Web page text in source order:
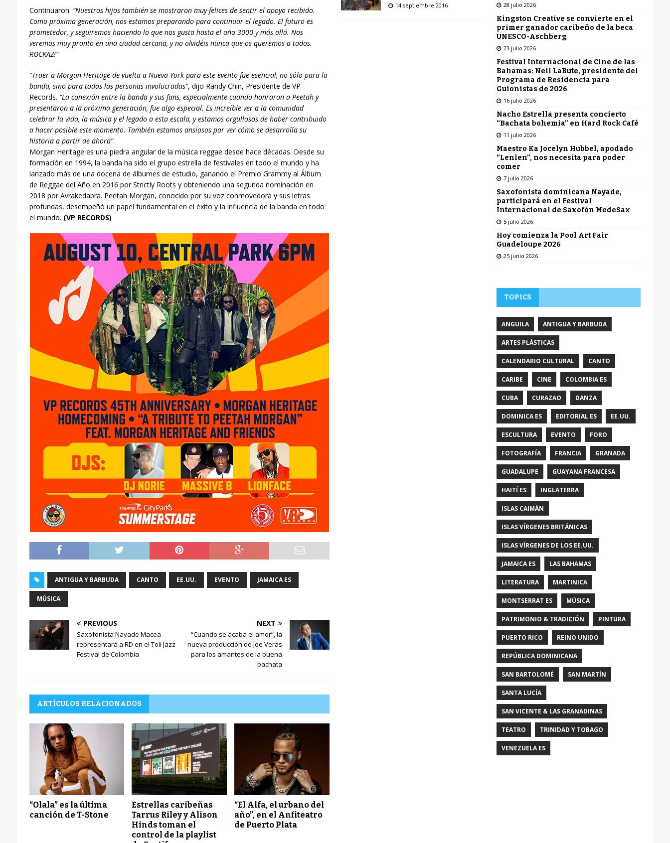
Continuaron: “Nuestros hijos también se mostraron muy felices de sentir el apoyo recibido.
Como próxima generación, nos estamos preparando para continuar el legado. El futuro es
prometedor, y seguiremos haciendo lo que nos gusta hasta el año 3000 y más allá. Nos
veremos muy pronto en una ciudad cercana, y no olvidéis nunca que os queremos a todos.
ROCKAZ!”
“Traer a Morgan Heritage de vuelta a Nueva York para este evento fue esencial, no sólo para la
banda, sino para todas las personas involucradas”, dijo Randy Chin, Presidente de VP
Records. “La conexión entre la banda y sus fans, especialmente cuando honraron a Peetah y
presentaron a la próxima generación, fue algo especial. Es increíble ver a la comunidad
celebrar la vida, la música y el legado a esta escala, y estamos orgullosos de haber contribuido
a hacer posible este momento. También estamos ansiosos por ver cómo se desarrolla su
historia a partir de ahora”.
Morgan Heritage es una piedra angular de la música reggae desde hace décadas. Desde su
formación en 1994, la banda ha sido el grupo estrella de festivales en todo el mundo y ha
lanzado más de una docena de álbumes de estudio, ganando el Premio Grammy al Álbum
de Reggae del Año en 2016 por Strictly Roots y obteniendo una segunda nominación en
2018 por Avrakedabra. Peetah Morgan, conocido por su voz conmovedora y sus letras
profundas, desempeñó un papel fundamental en el éxito y la influencia de la banda en todo
el mundo. (VP RECORDS)
ANTIGUA Y BARBUDA CANTO EE.UU. EVENTO JAMAICA ES
MÚSICA
PREVIOUS
Saxofonista Nayade Macea
representará a RD en el Toli Jazz
Festival de Colombia
NEXT
“Cuando se acaba el amor”, la
nueva producción de Joe Veras
para los amantes de la buena
bachata
ARTÍCULOS RELACIONADOS
“Olala” es la última
canción de T-Stone
Estrellas caribeñas
Tarrus Riley y Alison
Hinds toman el
control de la playlist
“El Alfa, el urbano del
año”, en el Anfiteatro
de Puerto Plata
14 septiembre 2016 28 julio 2026
Kingston Creative se convierte en el
primer ganador caribeño de la beca
UNESCO-Aschberg
23 julio 2026
Festival Internacional de Cine de las
Bahamas: Neil LaBute, presidente del
Programa de Residencia para
Guionistas de 2026
16 julio 2026
Nacho Estrella presenta concierto
“Bachata bohemia” en Hard Rock Café
11 julio 2026
Maestro Ka Jocelyn Hubbel, apodado
“Lenlen”, nos necesita para poder
comer
7 julio 2026
Saxofonista dominicana Nayade,
participará en el Festival
Internacional de Saxofón MedeSax
5 julio 2026
Hoy comienza la Pool Art Fair
Guadeloupe 2026
25 junio 2026
TOPICS
ANGUILA ANTIGUA Y BARBUDA
ARTES PLÁSTICAS
CALENDARIO CULTURAL CANTO
CARIBE CINE COLOMBIA ES
CUBA CURAZAO DANZA
DOMINICA ES EDITORIAL ES EE.UU.
ESCULTURA EVENTO FORO
FOTOGRAFÍA FRANCIA GRANADA
GUADALUPE GUAYANA FRANCESA
HAITÍ ES INGLATERRA
ISLAS CAIMÁN
ISLAS VÍRGENES BRITÁNICAS
ISLAS VÍRGENES DE LOS EE.UU.
JAMAICA ES LAS BAHAMAS
LITERATURA MARTINICA
MONTSERRAT ES MÚSICA
PATRIMONIO & TRADICIÓN PINTURA
PUERTO RICO REINO UNIDO
REPÚBLICA DOMINICANA
SAN BARTOLOMÉ SAN MARTÍN
SANTA LUCÍA
SAN VICENTE & LAS GRANADINAS
TEATRO TRINIDAD Y TOBAGO
VENEZUELA ES